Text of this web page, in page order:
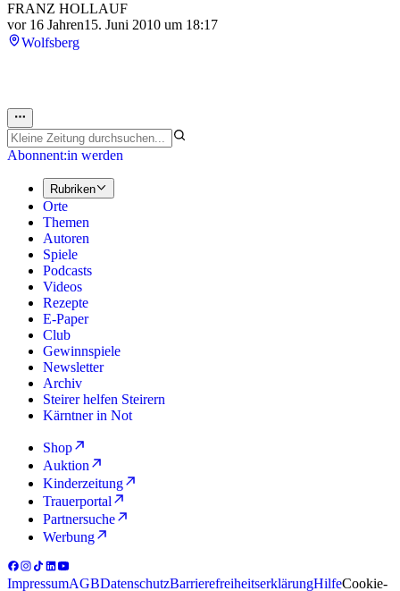
FRANZ HOLLAUF
vor 16 Jahren15. Juni 2010 um 18:17
Wolfsberg
Abonnent:in werden
Rubriken
Orte
Themen
Autoren
Spiele
Podcasts
Videos
Rezepte
E-Paper
Club
Gewinnspiele
Newsletter
Archiv
Steirer helfen Steirern
Kärntner in Not
Shop
Auktion
Kinderzeitung
Trauerportal
Partnersuche
Werbung
ImpressumAGBDatenschutzBarrierefreiheitserklärungHilfeCookie-